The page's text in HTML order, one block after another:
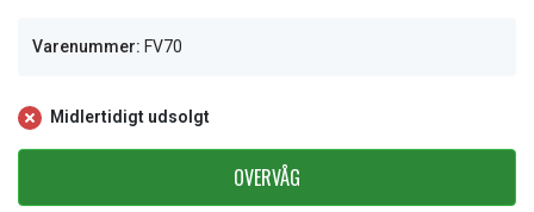
Varenummer: FV70
Midlertidigt udsolgt
OVERVÅG